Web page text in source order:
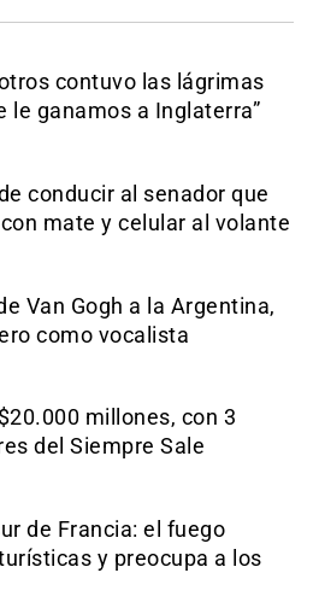
contuvo las lágrimas
le ganamos a Inglaterra”
conducir al senador que
mate y celular al volante
Van Gogh a la Argentina,
como vocalista
millones, con 3
del Siempre Sale
de Francia: el fuego
y preocupa a los